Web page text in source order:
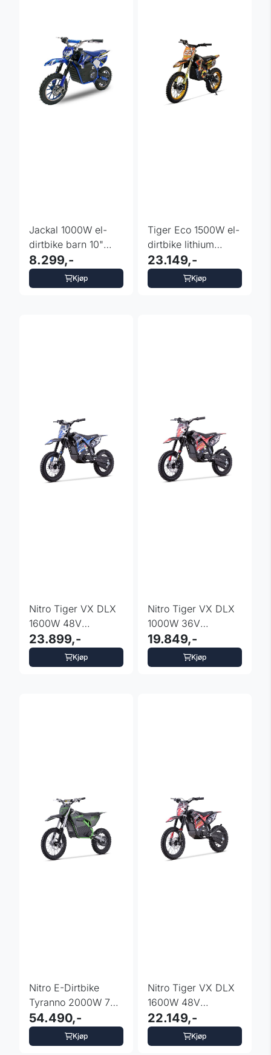
Jackal 1000W el-
dirtbike barn 10"
med skivebremser
8.299,-
Kjøp
Tiger Eco 1500W el-
dirtbike lithium
14/12"
23.149,-
Kjøp
Nitro Tiger VX DLX
1600W 48V
barnedirtbike 12"
23.899,-
Kjøp
Nitro Tiger VX DLX
1000W 36V
barnedirtbike 12"
19.849,-
Kjøp
Nitro E-Dirtbike
Tyranno 2000W 72V
19/16" Lithium
54.490,-
Kjøp
Nitro Tiger VX DLX
1600W 48V
barnedirtbike 14"
22.149,-
Kjøp